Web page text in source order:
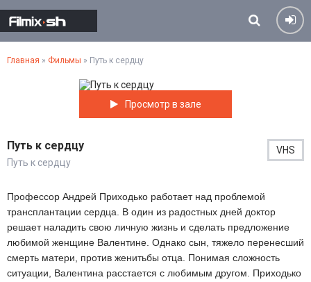
Главная » Фильмы » Путь к сердцу
Просмотр в зале
Путь к сердцу
Путь к сердцу
VHS
Профессор Андрей Приходько работает над проблемой
трансплантации сердца. В один из радостных дней доктор
решает наладить свою личную жизнь и сделать предложение
любимой женщине Валентине. Однако сын, тяжело перенесший
смерть матери, против женитьбы отца. Понимая сложность
ситуации, Валентина расстается с любимым другом. Приходько